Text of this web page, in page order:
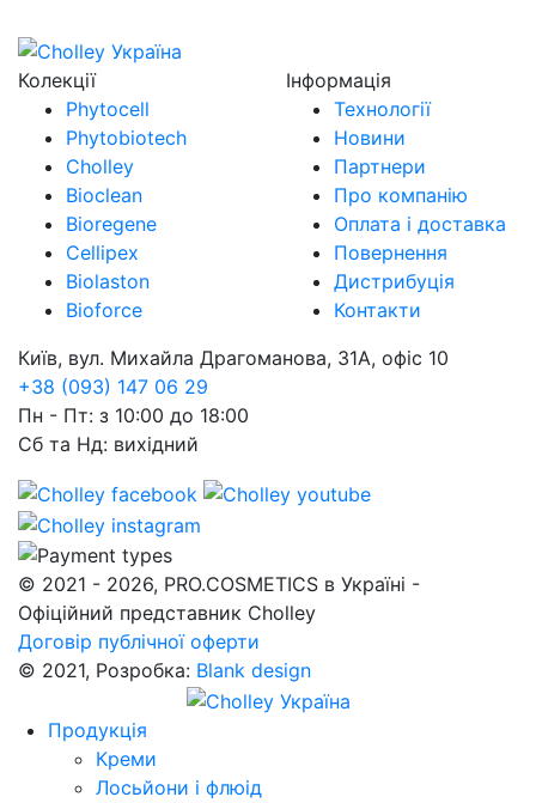
Колекції
Phytocell
Phytobiotech
Cholley
Bioclean
Bioregene
Cellipex
Biolaston
Bioforce
Інформація
Технології
Новини
Партнери
Про компанію
Оплата і доставка
Повернення
Дистрибуція
Контакти
Київ, вул. Михайла Драгоманова, 31А, офіс 10
+38 (093) 147 06 29
Пн - Пт: з 10:00 до 18:00
Сб та Нд: вихідний
© 2021 - 2026, PRO.COSMETICS в Україні -
Офіційний представник Cholley
Договір публічної оферти
© 2021, Розробка: Blank design
Продукція
Креми
Лосьйони і флюід